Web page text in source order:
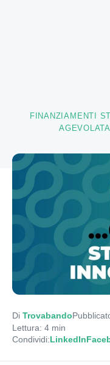
FINANZIAMENTI
AGEVOLATA
Di Trovabando
Lettura: 4 min
Condividi: LinkedIn